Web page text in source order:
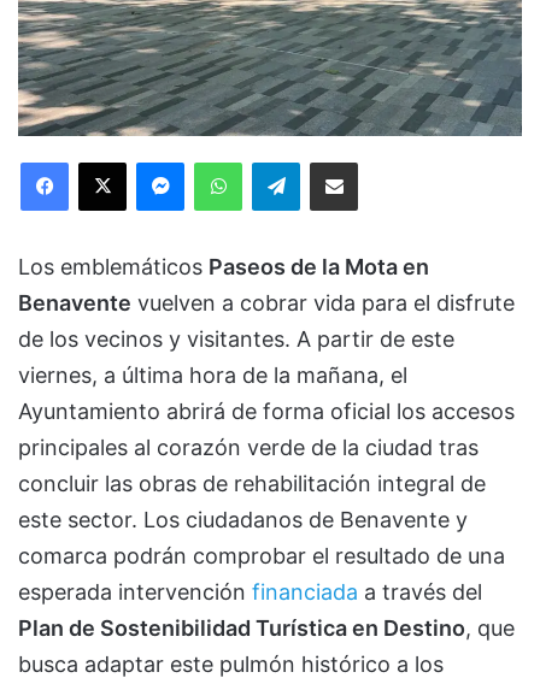
Facebook
X MessengerWhatsAppTelegramCompartir via Email
Los emblemáticos Paseos de la Mota en
Benavente vuelven a cobrar vida para el disfrute
de los vecinos y visitantes. A partir de este
viernes, a última hora de la mañana, el
Ayuntamiento abrirá de forma oficial los accesos
principales al corazón verde de la ciudad tras
concluir las obras de rehabilitación integral de
este sector. Los ciudadanos de Benavente y
comarca podrán comprobar el resultado de una
esperada intervención financiada a través del
Plan de Sostenibilidad Turística en Destino, que
busca adaptar este pulmón histórico a los